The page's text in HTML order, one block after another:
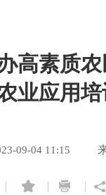
高素质
业应用
09-04 11:15